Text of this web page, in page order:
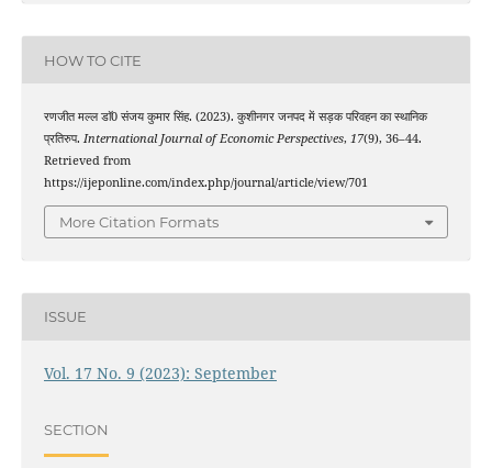
HOW TO CITE
रणजीत मल्ल डाॅ0 संजय कुमार सिंह. (2023). कुशीनगर जनपद में सड़क परिवहन का स्थानिक
प्रतिरुप. International Journal of Economic Perspectives, 17(9), 36–44.
Retrieved from
https://ijeponline.com/index.php/journal/article/view/701
More Citation Formats
ISSUE
Vol. 17 No. 9 (2023): September
SECTION